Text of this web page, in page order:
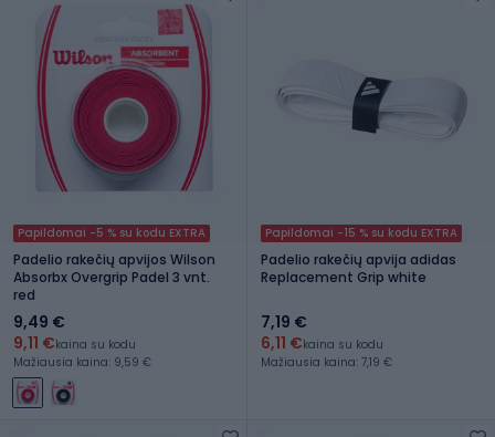
Papildomai -5 % su kodu EXTRA
Padelio rakečių apvijos Wilson
Absorbx Overgrip Padel 3 vnt.
red
9,49 €
9,11 €kaina su kodu
Mažiausia kaina: 9,59 €
Papildomai -15 % su kodu EXTRA
Padelio rakečių apvija adidas
Replacement Grip white
7,19 €
6,11 €kaina su kodu
Mažiausia kaina: 7,19 €